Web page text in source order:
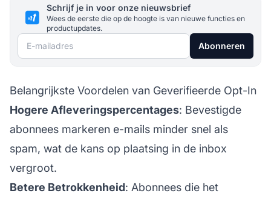
Schrijf je in voor onze nieuwsbrief
Wees de eerste die op de hoogte is van nieuwe functies en
productupdates.
E-mailadres Abonneren
Belangrijkste Voordelen van Geverifieerde Opt-In
Hogere Afleveringspercentages: Bevestigde
abonnees markeren e-mails minder snel als
spam, wat de kans op plaatsing in de inbox
vergroot.
Betere Betrokkenheid: Abonnees die het